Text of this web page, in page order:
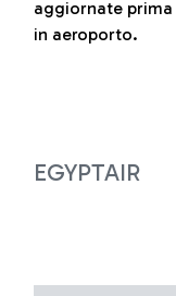
aggiornate
in aeroporto.
EGYPTAIR